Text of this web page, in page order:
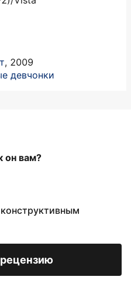
, 2009
девчонки
он вам?